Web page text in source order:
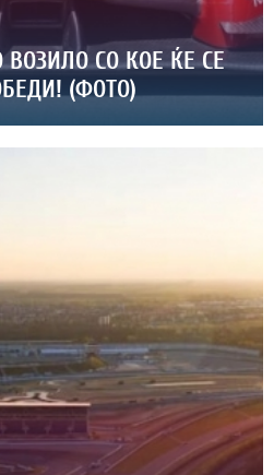
СО КОЕ ЌЕ СЕ
(ФОТО)